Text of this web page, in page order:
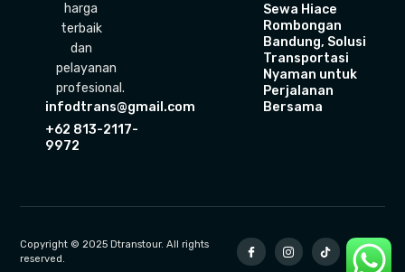
harga
terbaik
dan
pelayanan
profesional.
infodtrans@gmail.com
+62 813-2117-
9972
Sewa Hiace
Rombongan
Bandung, Solusi
Transportasi
Nyaman untuk
Perjalanan
Bersama
Copyright © 2025 Dtranstour. All rights
reserved.